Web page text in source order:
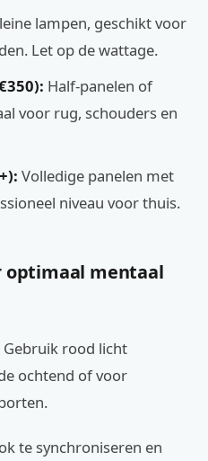
lampen, geschikt voor
Let op de wattage.
Half-panelen of
voor rug, schouders en
Volledige panelen met
niveau voor thuis.
optimaal mentaal
Gebruik rood licht
ochtend of voor
te synchroniseren en